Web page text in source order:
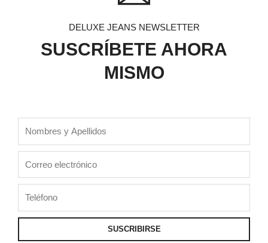
DELUXE JEANS NEWSLETTER
SUSCRÍBETE AHORA
MISMO
Apellidos
SUSCRIBIRSE